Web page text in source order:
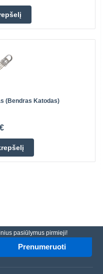
(bendras Katodas)
pasiūlymus pirmieji!
Prenumeruoti